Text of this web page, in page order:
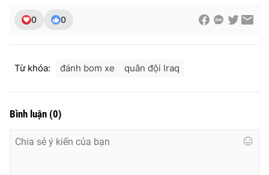
Cơ quan báo chí:
Thời báo VTV
Tổng Biên tập:
Nguyễn Trọng Ninh
0 0
Từ khóa: đánh bom xe quân đội Iraq
Bình luận (0)